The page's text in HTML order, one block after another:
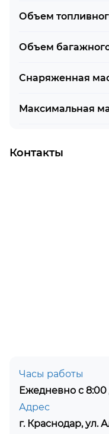
Объем
Объем
Снаряженная
Максимальная
Контакты
Часы работы
Ежедневно с 8:00
Адрес
г. Краснодар, ул.